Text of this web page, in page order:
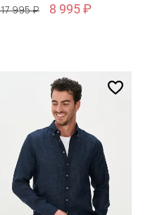
17 995 ₽
8 995 ₽